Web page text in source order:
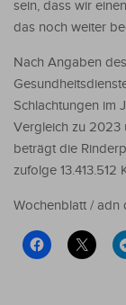
sein, dass wir
das noch weiter
Nach Angaben
Schlachtungen im
Vergleich zu 2023
beträgt die
zufolge 13.413.512
Wochenblatt / adn